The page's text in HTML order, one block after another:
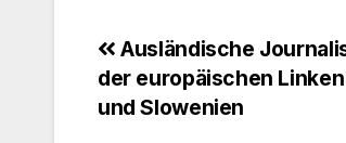
Ausländische
der europäischen
und Slowenien